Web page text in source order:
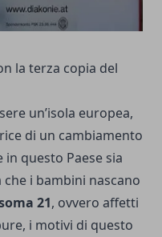
la terza copia del
un’isola europea,
di un cambiamento
questo Paese sia
i bambini nascano
21, ovvero affetti
i motivi di questo